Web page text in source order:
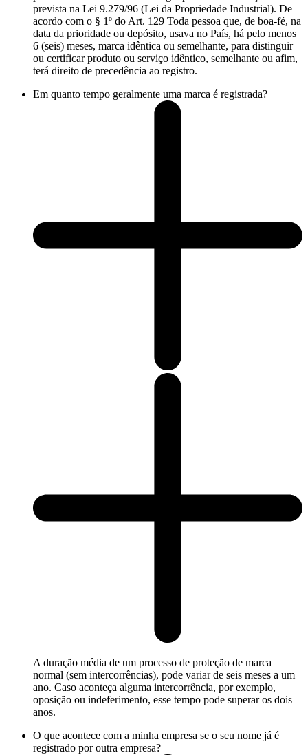
prevista na Lei 9.279/96 (Lei da Propriedade Industrial). De
acordo com o § 1º do Art. 129 Toda pessoa que, de boa-fé, na
data da prioridade ou depósito, usava no País, há pelo menos
6 (seis) meses, marca idêntica ou semelhante, para distinguir
ou certificar produto ou serviço idêntico, semelhante ou afim,
terá direito de precedência ao registro.
Em quanto tempo geralmente uma marca é registrada?
A duração média de um processo de proteção de marca
normal (sem intercorrências), pode variar de seis meses a um
ano. Caso aconteça alguma intercorrência, por exemplo,
oposição ou indeferimento, esse tempo pode superar os dois
anos.
O que acontece com a minha empresa se o seu nome já é
registrado por outra empresa?